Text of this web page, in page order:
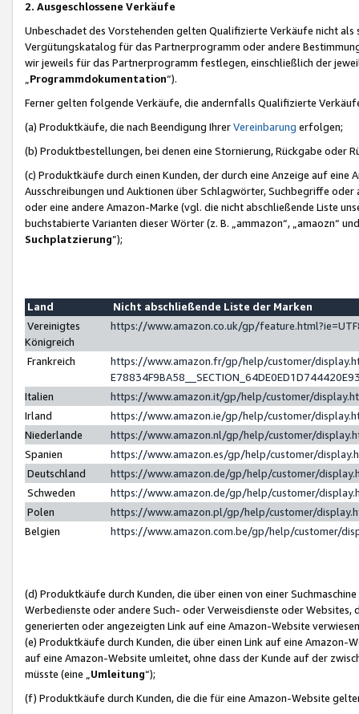
2. Ausgeschlossene Verkäufe
Unbeschadet des Vorstehenden gelten Qualifizierte Verkäufe nicht
Vergütungskatalog für das Partnerprogramm oder andere
wir jeweils für das Partnerprogramm festlegen, einschließlich der
Programmdokumentation“).
Ferner gelten folgende Verkäufe, die andernfalls Qualifizierte
(a) Produktkäufe, die nach Beendigung IhrerVereinbarung erfolgen;
(b) Produktbestellungen, bei denen eine Stornierung, Rückgabe oder
(c) Produktkäufe durch einen Kunden, der durch eine Anzeige auf
Ausschreibungen und Auktionen über Schlagwörter, Suchbegriffe
oder eine andere Amazon-Marke (vgl. die nicht abschließende Liste
buchstabierte Varianten dieser Wörter (z. B. „ammazon“, „amaozn“
Suchplatzierung”);
Land
Nicht abschließende Liste der Marken
Vereinigtes
Königreich
https://www.amazon.co.uk/gp/
Frankreich
https://www.amazon.fr/gp/help/customer/
Italien
https://www.amazon.it/gp/help/customer/
Irland
https://www.amazon.ie/gp/help/customer/
Niederlande
https://www.amazon.nl/gp/help/customer/
Spanien
https://www.amazon.es/gp/help/customer/
Deutschland
https://www.amazon.de/gp/help/customer/
Schweden
https://www.amazon.de/gp/help/customer/
Polen
https://www.amazon.pl/gp/help/customer/
Belgien
https://www.amazon.com.be/gp/help/customer/
(d) Produktkäufe durch Kunden, die über einen von einer
Werbedienste oder andere Such- oder Verweisdienste oder Websites,
generierten oder angezeigten Link auf eine Amazon-Website
(e) Produktkäufe durch Kunden, die über einen Link auf eine
auf eine Amazon-Website umleitet, ohne dass der Kunde auf der
müsste (eine „ Umleitung“);
(f) Produktkäufe durch Kunden, die die für eine Amazon-Website